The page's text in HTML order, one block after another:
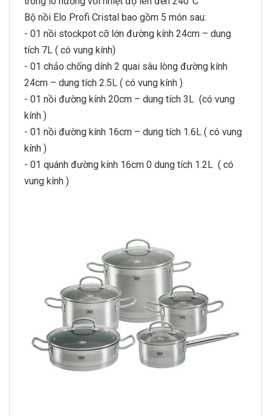
Bộ nồi Elo Profi Cristal bao gồm 5 món sau:
- 01 nồi stockpot cỡ lớn đường kính 24cm – dung
tích 7L ( có vung kính)
- 01 chảo chống dính 2 quai sâu lòng đường kính
24cm – dung tích 2.5L ( có vung kính )
- 01 nồi đường kính 20cm – dung tích 3L (có vung
kính )
- 01 nồi đường kính 16cm – dung tích 1.6L ( có vung
kính )
- 01 quánh đường kính 16cm 0 dung tích 1.2L ( có
vung kính )